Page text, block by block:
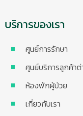
บริการของเรา
ศูนย์การรักษา
ศูนย์บริการลูกค้าต่
ห้องพักผู้ป่วย
เกี่ยวกับเรา